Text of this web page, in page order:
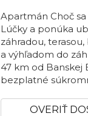
Apartmán Choč
Lúčky a ponúka
záhradou,
a výhľadom do
47 km od Banskej
bezplatné
OVERIŤ